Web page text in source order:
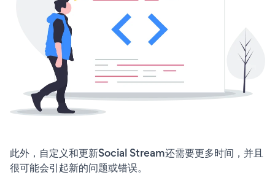
此外，自定义和更新Social Stream还需要更多时间，并且
很可能会引起新的问题或错误。